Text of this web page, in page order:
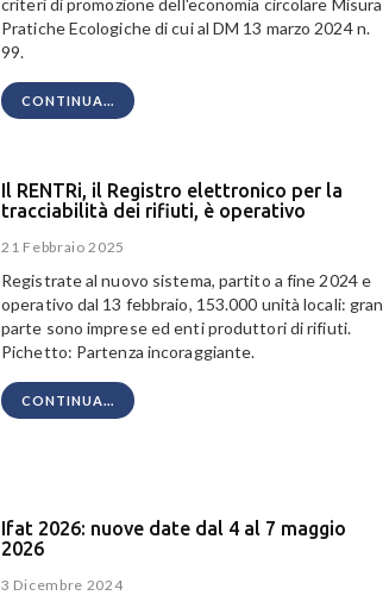
criteri di promozione dell'economia circolare Misura
Pratiche Ecologichedi cui al DM 13 marzo 2024 n.
99.
CONTINUA...
Il RENTRi, il Registro elettronico per la
tracciabilità dei rifiuti, è operativo
21 Febbraio 2025
Registrate al nuovo sistema, partito a fine 2024 e
operativo dal 13 febbraio, 153.000 unità locali: gran
parte sono imprese ed enti produttori di rifiuti.
Pichetto: Partenza incoraggiante.
CONTINUA...
Ifat 2026: nuove date dal 4 al 7 maggio
2026
3 Dicembre 2024